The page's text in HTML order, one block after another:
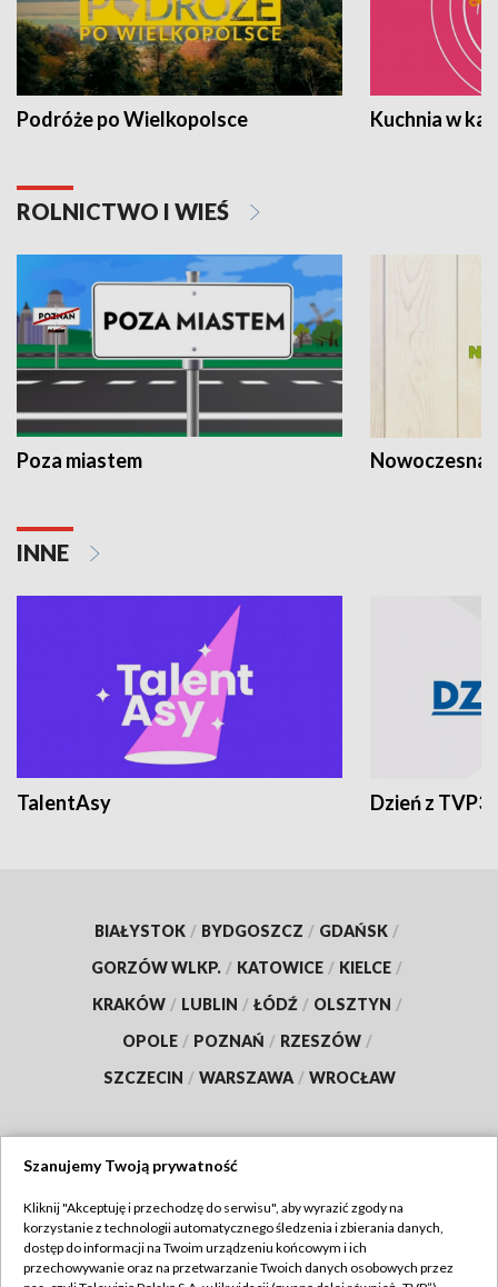
Podróże po Wielkopolsce Kuchnia w
ROLNICTWO I WIEŚ
Poza miastem Nowoczesna
INNE
TalentAsy Dzień z TVP3
BIAŁYSTOK / BYDGOSZCZ / GDAŃSK /
GORZÓW WLKP. / KATOWICE / KIELCE /
KRAKÓW / LUBLIN / ŁÓDŹ / OLSZTYN /
OPOLE / POZNAŃ / RZESZÓW /
SZCZECIN / WARSZAWA / WROCŁAW
TVP
Abonament TVP
Regulamin TVP
Szanujemy Twoją prywatność
Kliknij "Akceptuję i przechodzę do serwisu", aby wyrazić zgody na
korzystanie z technologii automatycznego śledzenia i zbierania danych,
dostęp do informacji na Twoim urządzeniu końcowym i ich
przechowywanie oraz na przetwarzanie Twoich danych osobowych przez